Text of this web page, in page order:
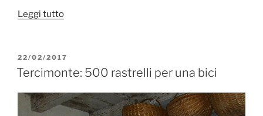
Leggi tutto“Der
PUBBLICATO
IL
22/02/2017
Tercimonte: 500 rastrelli per una bici